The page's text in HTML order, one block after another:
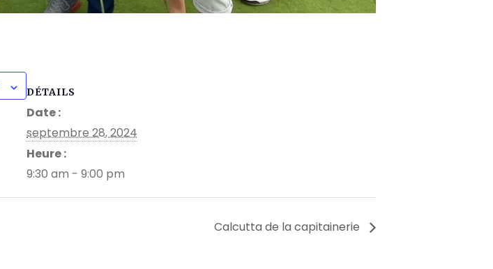
DÉTAILS
Date :
septembre 28, 2024
Heure :
9:30 am - 9:00 pm
Calcutta de la capitainerie